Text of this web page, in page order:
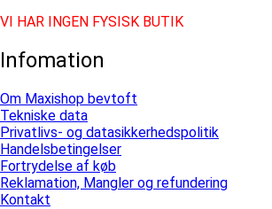
VI HAR INGEN FYSISK BUTIK
Infomation
Om Maxishop bevtoft
Tekniske data
Privatlivs- og datasikkerhedspolitik
Handelsbetingelser
Fortrydelse af køb
Reklamation, Mangler og refundering
Kontakt